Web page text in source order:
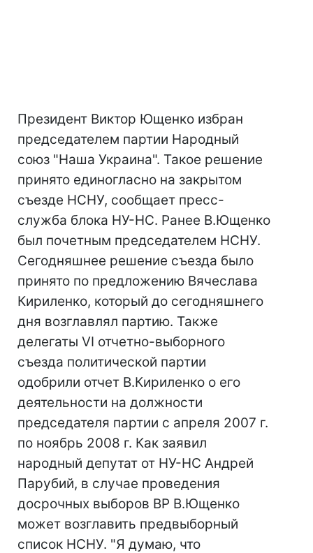
Президент Виктор Ющенко избран
председателем партии Народный
союз "Наша Украина". Такое решение
принято единогласно на закрытом
съезде НСНУ, сообщает пресс-
служба блока НУ-НС. Ранее В.Ющенко
был почетным председателем НСНУ.
Сегодняшнее решение съезда было
принято по предложению Вячеслава
Кириленко, который до сегодняшнего
дня возглавлял партию. Также
делегаты VI отчетно-выборного
съезда политической партии
одобрили отчет В.Кириленко о его
деятельности на должности
председателя партии с апреля 2007 г.
по ноябрь 2008 г. Как заявил
народный депутат от НУ-НС Андрей
Парубий, в случае проведения
досрочных выборов ВР В.Ющенко
может возглавить предвыборный
список НСНУ. "Я думаю, что